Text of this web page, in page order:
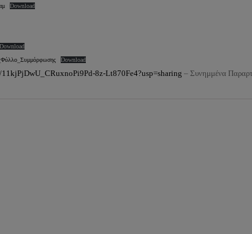
Download
Download
Download
8z-Lt870Fe4?usp=sharing – Συνημμένα